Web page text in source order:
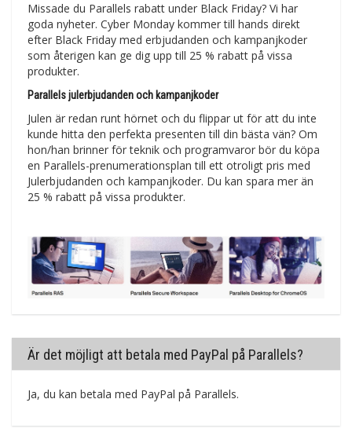
Missade du Parallels rabatt under Black Friday? Vi har
goda nyheter. Cyber Monday kommer till hands direkt
efter Black Friday med erbjudanden och kampanjkoder
som återigen kan ge dig upp till 25 % rabatt på vissa
produkter.
Parallels julerbjudanden och kampanjkoder
Julen är redan runt hörnet och du flippar ut för att du inte
kunde hitta den perfekta presenten till din bästa vän? Om
hon/han brinner för teknik och programvaror bör du köpa
en Parallels-prenumerationsplan till ett otroligt pris med
Julerbjudanden och kampanjkoder. Du kan spara mer än
25 % rabatt på vissa produkter.
Är det möjligt att betala med PayPal på Parallels?
Ja, du kan betala med PayPal på Parallels.